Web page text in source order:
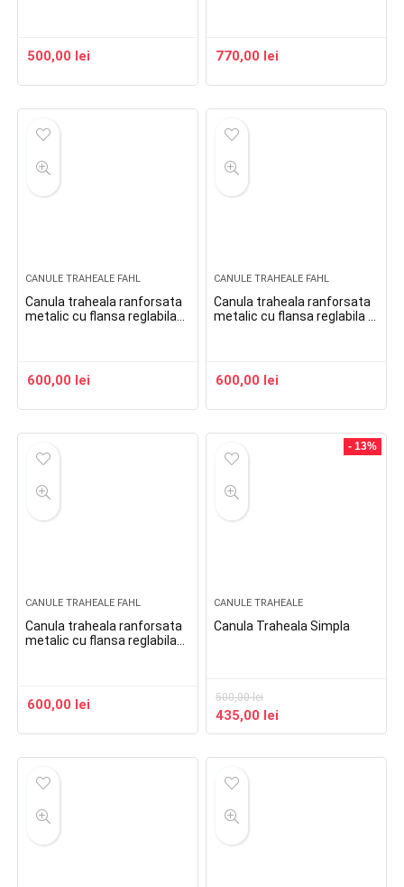
500,00 lei 770,00 lei
CANULE TRAHEALE FAHL
Canula traheala ranforsata
metalic cu flansa reglabila
600,00 lei
CANULE TRAHEALE FAHL
Canula traheala ranforsata
metalic cu flansa reglabila si
600,00 lei
CANULE TRAHEALE FAHL
Canula traheala ranforsata
metalic cu flansa reglabila
600,00 lei
- 13%
CANULE TRAHEALE
Canula Traheala Simpla
500,00lei
Prețul
inițial
500,00 lei.
435,00 lei
curent